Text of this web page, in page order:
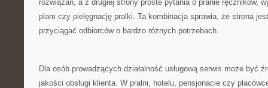
rozwiązań, a z drugiej strony proste pytania o pranie ręczników,
plam czy pielęgnację pralki. Ta kombinacja sprawia, że strona
przyciągać odbiorców o bardzo różnych potrzebach.
Dla osób prowadzących działalność usługową serwis może być
jakości obsługi klienta. W pralni, hotelu, pensjonacie czy